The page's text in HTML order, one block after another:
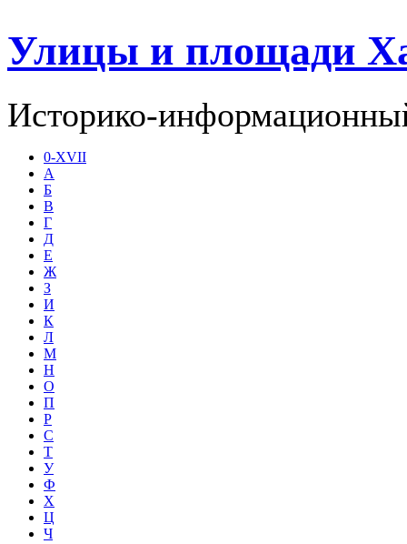
Улицы и площади
Историко-
0-XVII
А
Б
В
Г
Д
Е
Ж
З
И
К
Л
М
Н
О
П
Р
С
Т
У
Ф
Х
Ц
Ч